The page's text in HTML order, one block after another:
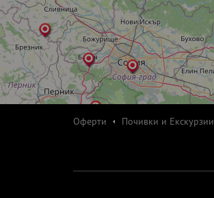
Оферти Почивки и Екскурзии